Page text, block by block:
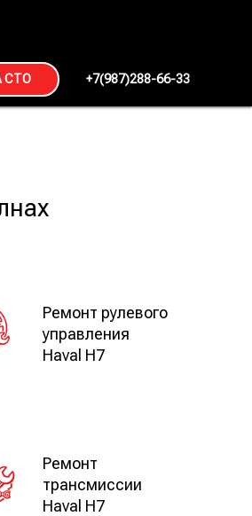
СТО +7(987)288-66-33
Ремонт рулевого
управления
Haval H7
Ремонт
трансмиссии
Haval H7